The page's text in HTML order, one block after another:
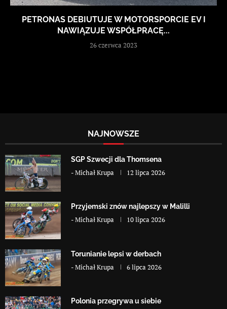
PETRONAS DEBIUTUJE W MOTORSPORCIE EV I
NAWIĄZUJE WSPÓŁPRACĘ...
26 czerwca 2023
NAJNOWSZE
SGP Szwecji dla Thomsena
-Michał Krupa 12 lipca 2026
Przyjemski znów najlepszy w Malilli
-Michał Krupa 10 lipca 2026
Torunianie lepsi w derbach
-Michał Krupa 6 lipca 2026
Polonia przegrywa u siebie